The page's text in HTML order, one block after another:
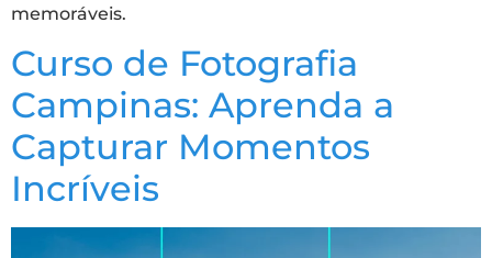
memoráveis.
Curso de Fotografia
Campinas: Aprenda a
Capturar Momentos
Incríveis